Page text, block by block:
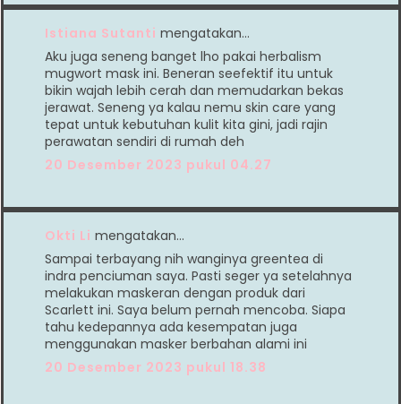
Istiana Sutanti mengatakan…
Aku juga seneng banget lho pakai herbalism
mugwort mask ini. Beneran seefektif itu untuk
bikin wajah lebih cerah dan memudarkan bekas
jerawat. Seneng ya kalau nemu skin care yang
tepat untuk kebutuhan kulit kita gini, jadi rajin
perawatan sendiri di rumah deh
20 Desember 2023 pukul 04.27
Okti Li mengatakan…
Sampai terbayang nih wanginya greentea di
indra penciuman saya. Pasti seger ya setelahnya
melakukan maskeran dengan produk dari
Scarlett ini. Saya belum pernah mencoba. Siapa
tahu kedepannya ada kesempatan juga
menggunakan masker berbahan alami ini
20 Desember 2023 pukul 18.38